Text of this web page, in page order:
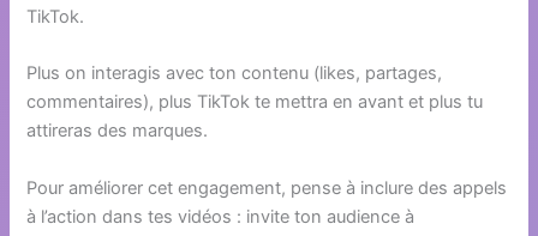
TikTok.
Plus on interagis avec ton contenu (likes, partages,
commentaires), plus TikTok te mettra en avant et plus tu
attireras des marques.
Pour améliorer cet engagement, pense à inclure des appels
à l’action dans tes vidéos : invite ton audience à